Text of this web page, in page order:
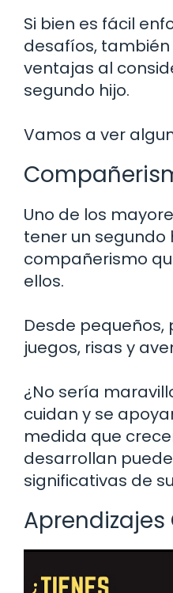
Si bien es fácil
desafíos,
ventajas al
segundo hijo.
Vamos a ver
Uno de los
tener un segundo
compañerismo
ellos.
Desde
juegos, risas y
¿No sería
cuidan y se
medida que
desarrollan
significativas de